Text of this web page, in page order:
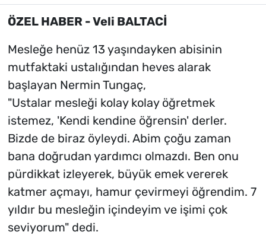
ÖZEL HABER - Veli BALTACİ
Mesleğe henüz 13 yaşındayken abisinin
mutfaktaki ustalığından heves alarak
başlayan Nermin Tungaç,
"Ustalar mesleği kolay kolay öğretmek
istemez, 'Kendi kendine öğrensin' derler.
Bizde de biraz öyleydi. Abim çoğu zaman
bana doğrudan yardımcı olmazdı. Ben onu
pürdikkat izleyerek, büyük emek vererek
katmer açmayı, hamur çevirmeyi öğrendim. 7
yıldır bu mesleğin içindeyim ve işimi çok
seviyorum" dedi.